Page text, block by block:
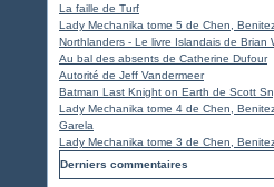
La faille de Turf
Lady Mechanika tome 5 de Chen,
Northlanders - Le livre Islandais de Brian
Au bal des absents de Catherine Dufour
Autorité de Jeff Vandermeer
Batman Last Knight on Earth de Scott
Lady Mechanika tome 4 de Chen,
Garela
Lady Mechanika tome 3 de Chen,
Derniers commentaires